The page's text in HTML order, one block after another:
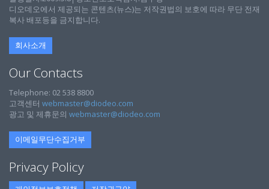
디오데오에서 제공되는 콘텐츠(뉴스)는 저작권법의 보호에 따라 무단 전재
복사 배포등을 금지합니다.
회사소개
Our Contacts
Telephone: 02 538 8800
고객센터 webmaster@diodeo.com
광고 및 제휴문의 webmaster@diodeo.com
이메일무단수집거부
Privacy Policy